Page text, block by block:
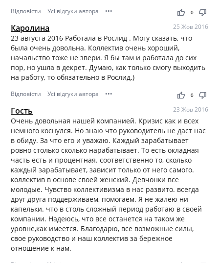
Відповісти Усі відгуки автора ••• thumb_up thumb_down
0
Каролина 25 Жов 2016
23 августа 2016 Работала в Рослид . Могу сказать, что
была очень довольна. Коллектив очень хороший,
начальство тоже не звери. Я бы там и работала до сих
пор, но ушла в декрет. Думаю, как только смогу выходить
на работу, то обязательно в Рослид.)
Відповісти Усі відгуки автора ••• thumb_up thumb_down
0
Гость 23 Жов 2016
Очень довольная нашей компанией. Кризис как и всех
немного коснулся. Но знаю что руководитель не даст нас
в обиду. За что его и уважаю. Каждый зарабатывает
ровно столько сколько нарабатывает. То есть окладная
часть есть и процентная. соответственно то, сколько
каждый зарабатывает, зависит только от него самого.
коллектив в основе своей женский. Девчонки все
молодые. Чувство коллективизма в нас развито. всегда
друг друга поддерживаем, помогаем. Я не жалею ни
капельки. что в столь сложный период работаю в своей
компании. Надеюсь, что все останется на таком же
уровне,как имеется. Благодарю, все возможные силы,
свое руководство и наш коллектив за бережное
отношение к нам.